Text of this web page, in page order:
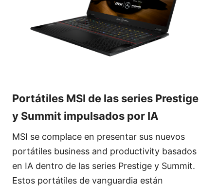
Portátiles MSI de las series Prestige
y Summit impulsados por IA
MSI se complace en presentar sus nuevos
portátiles business and productivity basados
en IA dentro de las series Prestige y Summit.
Estos portátiles de vanguardia están